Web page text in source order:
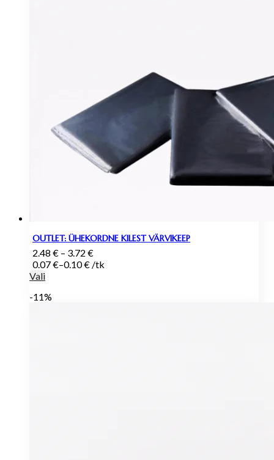
OUTLET: ÜHEKORDNE KILEST VÄRVIKEEP
2.48 € – 3.72 €Hinnavahemik:
2.48 €
0.07€–0.10€ /tk
Vali
-11%